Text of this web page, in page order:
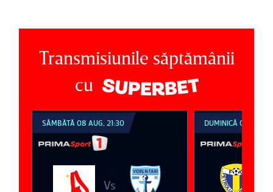
Transmisiunile săptămânii
cu
SÂMBĂTĂ 08 AUG, 21:30
Vs
DUMINICĂ 09 AUG,